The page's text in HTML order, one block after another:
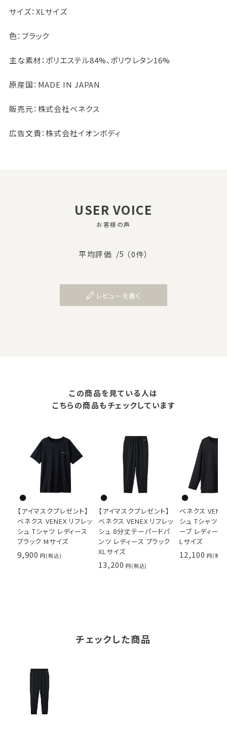
サイズ：XLサイズ
色：ブラック
主な素材：ポリエステル84%、ポリウレタン16%
原産国：MADE IN JAPAN
販売元：株式会社ベネクス
広告文責：株式会社イオンボディ
USER VOICE
お客様の声
平均評価 /5 （0件）
レビューを書く
この商品を見ている人は
こちらの商品もチェックしています
【アイマスクプレゼント】
ベネクス VENEX リフレッ
シュ Tシャツ レディース
ブラック Mサイズ
9,900
【アイマスクプレゼント】
ベネクス VENEX リフレッ
シュ 8分丈テーパードパ
ンツ レディース ブラック
XLサイズ
13,200
ベネクス
シュ Tシャツロ
ーブ レディース
Lサイズ
12,100
チェックした商品